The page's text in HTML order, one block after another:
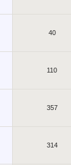
40
110
357
314